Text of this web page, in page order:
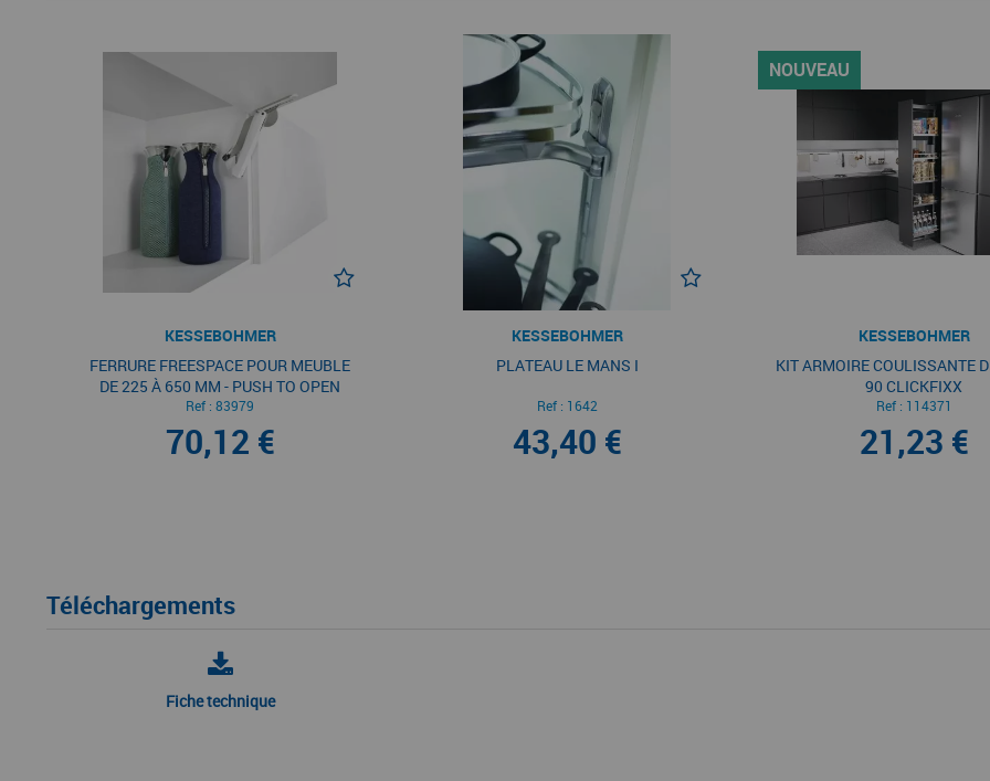
KESSEBOHMER
FERRURE FREESPACE POUR MEUBLE
DE 225 À 650 MM - PUSH TO OPEN
Ref : 83979
70,12 €
KESSEBOHMER
PLATEAU LE MANS I
Ref : 1642
43,40 €
NOUVEAU
KESSEBOHMER
KIT ARMOIRE COULISSANTE
90 CLICKFIXX
Ref : 114371
21,23 €
Téléchargements
Fiche technique